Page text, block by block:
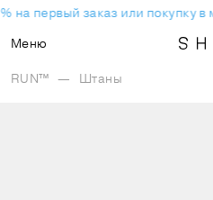
на первый заказ или покупку
Меню
RUN™ — Штаны